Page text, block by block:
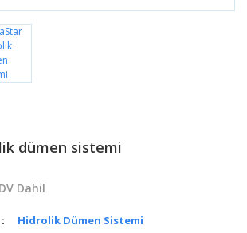
dümen sistemi
Dahil
Hidrolik Dümen Sistemi